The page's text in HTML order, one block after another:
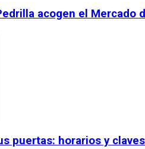
acogen el Mercado
puertas: horarios y